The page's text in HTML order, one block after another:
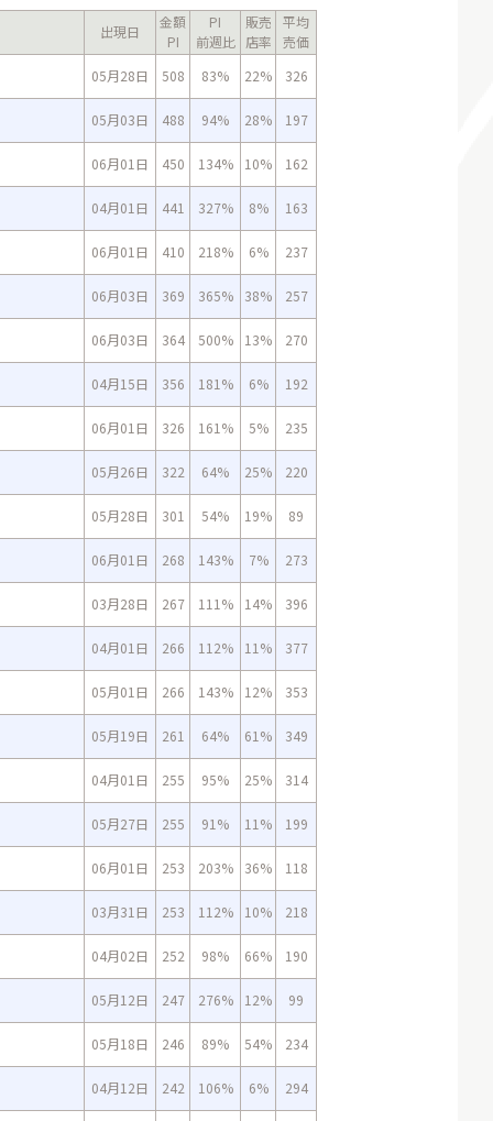
出現日
金額
PI
PI
前週比
販売
店率
平均
売価
05月28日
508 83% 22% 326
05月03日 488 94% 28% 197
06月01日 450 134% 10% 162
04月01日 441 327% 8% 163
06月01日 410 218% 6% 237
06月03日 369 365% 38% 257
06月03日 364 500% 13% 270
04月15日 356 181% 6% 192
06月01日 326 161% 5% 235
05月26日 322 64% 25% 220
05月28日 301 54% 19% 89
06月01日 268 143% 7% 273
03月28日 267 111% 14% 396
04月01日 266 112% 11% 377
05月01日 266 143% 12% 353
05月19日 261 64% 61% 349
04月01日 255 95% 25% 314
05月27日 255 91% 11% 199
06月01日 253 203% 36% 118
03月31日 253 112% 10% 218
04月02日 252 98% 66% 190
05月12日 247 276% 12% 99
05月18日 246 89% 54% 234
04月12日 242 106% 6% 294